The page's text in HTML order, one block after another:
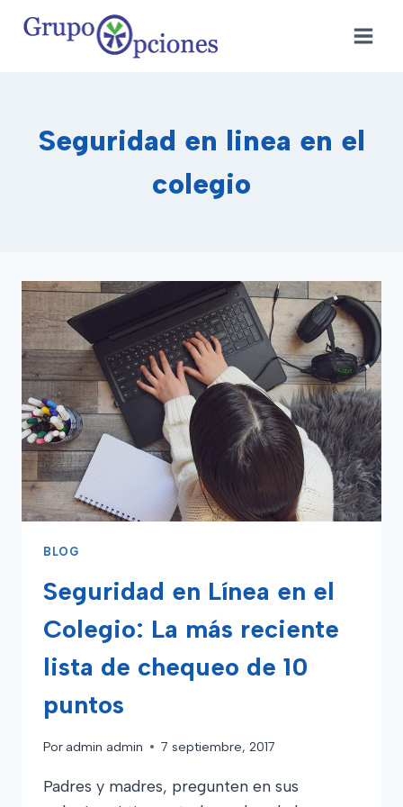
Seguridad en linea en el
colegio
BLOG
Seguridad en Línea en el
Colegio: La más reciente
lista de chequeo de 10
puntos
Por admin admin 7 septiembre, 2017
Padres y madres, pregunten en sus